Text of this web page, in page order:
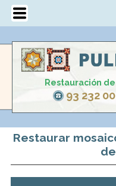
Restauración
93 232
Restaurar